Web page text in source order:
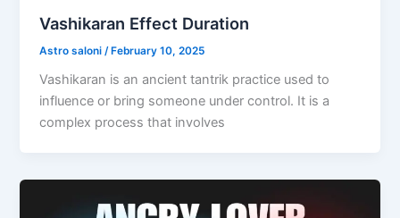
Vashikaran Effect Duration
Astro saloni /February 10, 2025
Vashikaran is an ancient tantrik practice used to
influence or bring someone under control. It is a
complex process that involves